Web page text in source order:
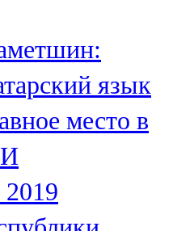
язык
место в
2019